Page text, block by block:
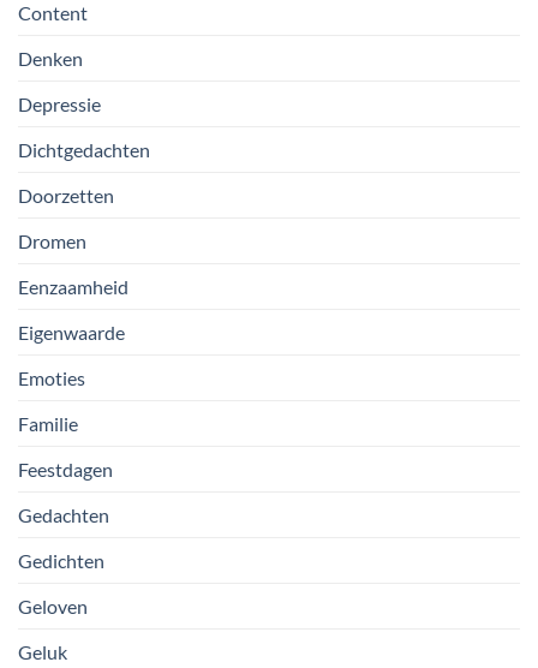
Content
Denken
Depressie
Dichtgedachten
Doorzetten
Dromen
Eenzaamheid
Eigenwaarde
Emoties
Familie
Feestdagen
Gedachten
Gedichten
Geloven
Geluk